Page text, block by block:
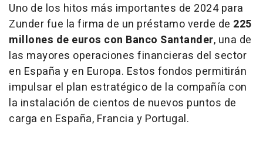
Uno de los hitos más importantes de 2024 para
Zunder fue la firma de un préstamo verde de 225
millones de euros con Banco Santander, una de
las mayores operaciones financieras del sector
en España y en Europa. Estos fondos permitirán
impulsar el plan estratégico de la compañía con
la instalación de cientos de nuevos puntos de
carga en España, Francia y Portugal.